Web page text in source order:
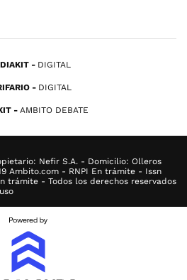
DIGITAL
DIGITAL
AMBITO DEBATE
Nefir S.A. - Domicilio: Olleros
Ambito.com - RNPI En trámite - Issn
trámite - Todos los derechos reservados